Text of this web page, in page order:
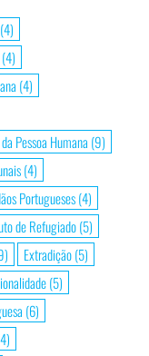
(4)
(4)
(4)
Pessoa Humana (9)
(4)
Portugueses(4)
de Refugiado(5)
Extradição(5)
(5)
(6)